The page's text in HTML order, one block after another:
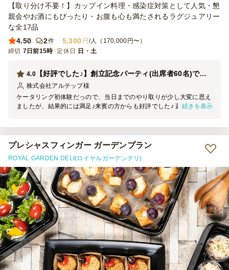
【取り分け不要！】カップイン料理・感染症対策として人気・懇
親会やお酒にもぴったり・お腹も心も満たされるラグジュアリー
な全17品
4.50
2件 5,300 円 /人（170,000円〜）
締切 7日前15時 定休日 日・土
【好評でした♪】創立記念パーティ(出席者60名)で利用
4.0
株式会社アルテップ様
ケータリング初体験だっので、当日までのやり取りが少し大変に思え
ましたが、結果的には満足♪来賓の方からも好評でした♪ 蓋つきのカ
残念。注文数に関しては今後は要検討ですね。 常駐スタッフ３名来
ていただき感じも良く、対応もスムーズでした。 食べ終わった後の
蓋がどうしても散乱しがちだったので、ゴミ箱の配置などが改善され
るとよいかと思いました。
続きを表示
プレシャスフィンガー ガーデンプラン
ROYAL GARDEN DELI(ロイヤルガーデンデリ)